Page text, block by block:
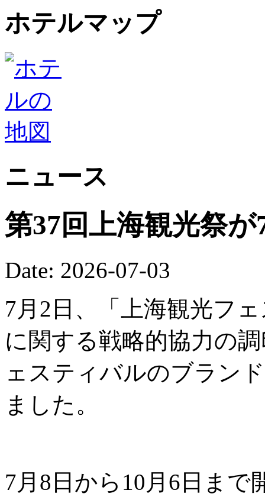
ホテルマップ
ニュース
第37回上海観光祭
Date: 2026-07-03
7月2日、「上海観光フ
に関する戦略的協力の
ェスティバルのブラン
ました。
7月8日から10月6日ま